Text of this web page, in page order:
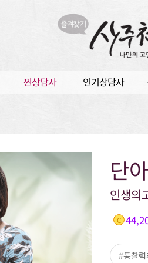
찐상담사 인기상담사
단아
인생의
C
#통찰력